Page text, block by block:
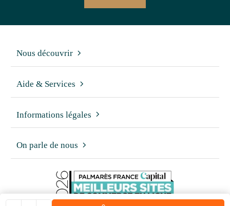
Nous découvrir
Aide & Services
Informations légales
On parle de nous